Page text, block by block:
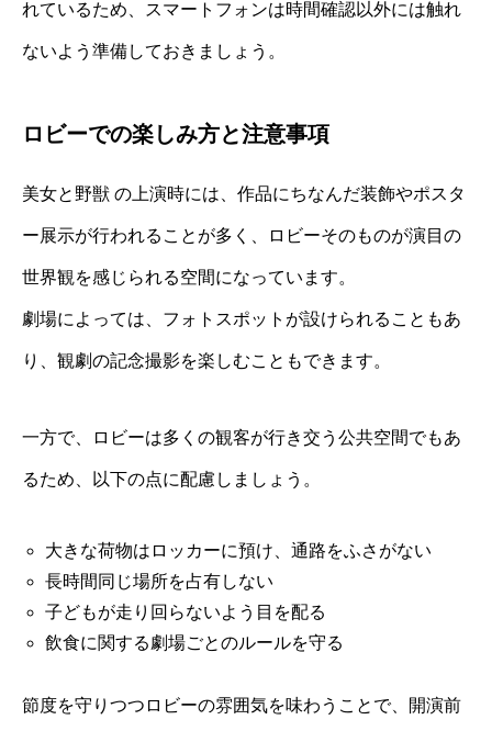
れているため、スマートフォンは時間確認以外には触れ
ないよう準備しておきましょう。
ロビーでの楽しみ方と注意事項
美女と野獣 の上演時には、作品にちなんだ装飾やポスタ
ー展示が行われることが多く、ロビーそのものが演目の
世界観を感じられる空間になっています。
劇場によっては、フォトスポットが設けられることもあ
り、観劇の記念撮影を楽しむこともできます。
一方で、ロビーは多くの観客が行き交う公共空間でもあ
るため、以下の点に配慮しましょう。
大きな荷物はロッカーに預け、通路をふさがない
長時間同じ場所を占有しない
子どもが走り回らないよう目を配る
飲食に関する劇場ごとのルールを守る
節度を守りつつロビーの雰囲気を味わうことで、開演前